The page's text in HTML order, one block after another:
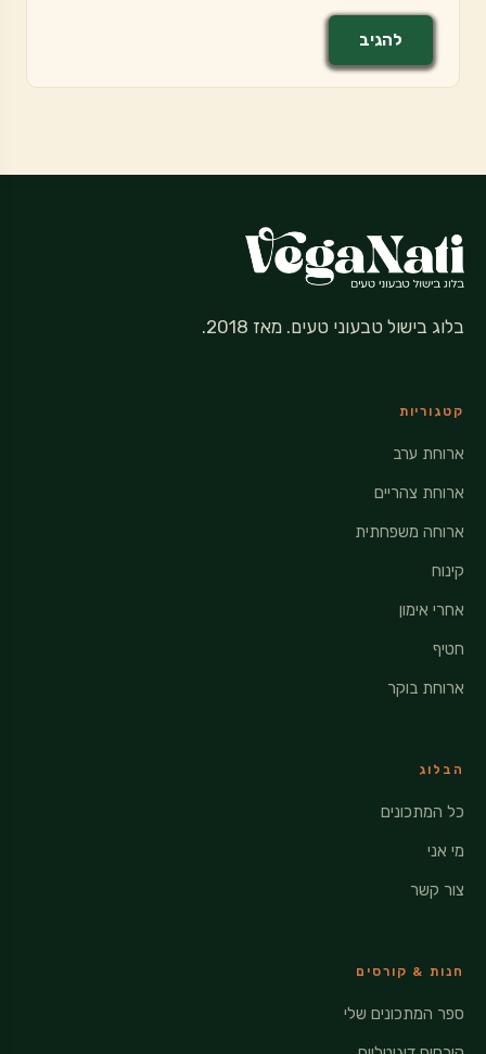
בלוג בישול טבעוני טעים. מאז 2018.
קטגוריות
ארוחת ערב
ארוחת צהריים
ארוחה משפחתית
קינוח
אחרי אימון
חטיף
ארוחת בוקר
הבלוג
כל המתכונים
מי אני
צור קשר
חנות & קורסים
ספר המתכונים שלי